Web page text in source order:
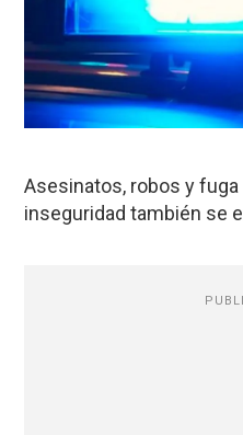
Asesinatos, robos y fuga
inseguridad también se